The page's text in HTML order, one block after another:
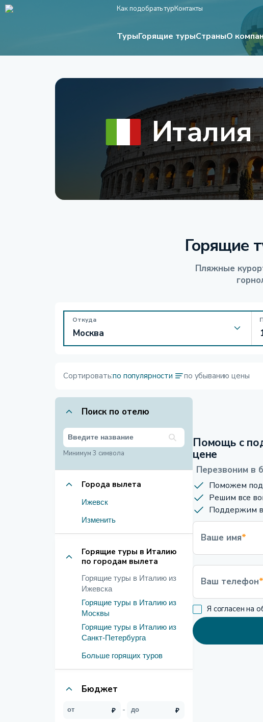
Как подобрать турКонтакты
ТурыГорящие турыСтраныО
Италия
Горящие
Пляжные
Откуда
Сортировать:по популярности по убыванию цены
Поиск по отелю
Минимум 3 символа
Города вылета
Ижевск
Изменить
Горящие туры в Италию
по городам вылета
Горящие туры в Италию из
Ижевска
Горящие туры в Италию из
Москвы
Горящие туры в Италию из
Санкт-Петербурга
Больше горящих туров
Бюджет
Помощь с
цене
Перезвоним в
Поможем
Решим все
Поддержим
Ваше имя*
Ваш телефон*
Я согласен на